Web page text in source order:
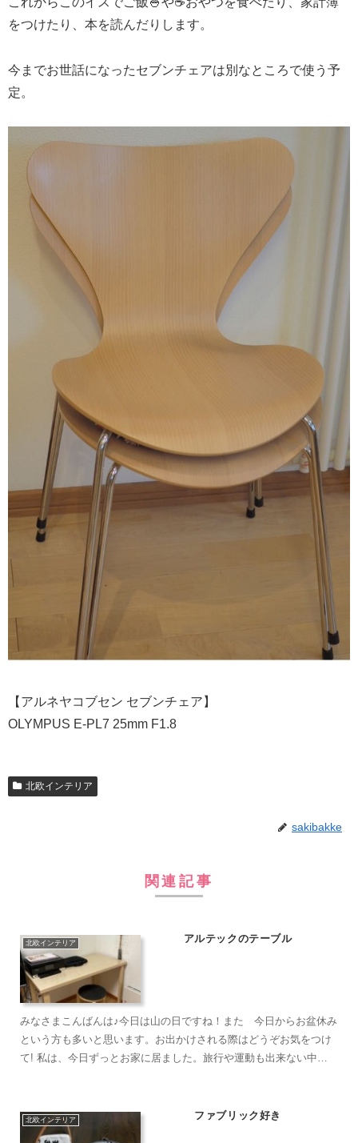
をつけたり、本を読んだりします。
今までお世話になったセブンチェアは別なところで使う予
定。
【アルネヤコブセン セブンチェア】
OLYMPUS E-PL7 25mm F1.8
北欧インテリア
sakibakke
関連記事
北欧インテリア アルテックのテーブル
みなさまこんばんは♪今日は山の日ですね！また 今日からお盆休み
という方も多いと思います。お出かけされる際はどうぞお気をつけ
て! 私は、今日ずっとお家に居ました。旅行や運動も出来ない中
北欧インテリア ファブリック好き